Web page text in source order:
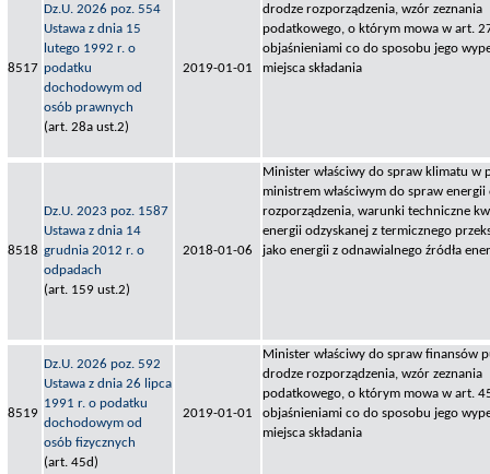
8517
Dz.U. 2026 poz. 554
Ustawa z dnia 15
lutego 1992 r. o
podatku
dochodowym od
osób prawnych
(art. 28a ust.2)
2019-01-01
drodze rozporządzenia, wzór zeznania
podatkowego, o którym mowa w art.
objaśnieniami co do sposobu jego
miejsca składania
8518
Dz.U. 2023 poz. 1587
Ustawa z dnia 14
grudnia 2012 r. o
odpadach
(art. 159 ust.2)
2018-01-06
Minister właściwy do spraw klimatu w
ministrem właściwym do spraw
rozporządzenia, warunki techniczne
energii odzyskanej z termicznego
jako energii z odnawialnego źródła
8519
Dz.U. 2026 poz. 592
Ustawa z dnia 26 lipca
1991 r. o podatku
dochodowym od
osób fizycznych
(art. 45d)
2019-01-01
Minister właściwy do spraw finansów
drodze rozporządzenia, wzór zeznania
podatkowego, o którym mowa w art.
objaśnieniami co do sposobu jego
miejsca składania